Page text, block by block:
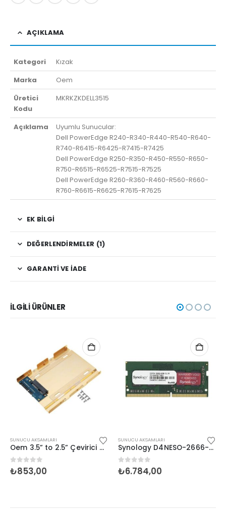
AÇIKLAMA
Kategori
Kızak
Marka
Oem
Üretici
Kodu
MKRKZKDELL3515
Açıklama
Uyumlu Sunucular:
Dell PowerEdge R240-R340-R440-R540-R640-
R740-R6415-R6425-R7415-R7425
Dell PowerEdge R250-R350-R450-R550-R650-
R750-R6515-R6525-R7515-R7525
Dell PowerEdge R260-R360-R460-R560-R660-
R760-R6615-R6625-R7615-R7625
EK BILGI
DEĞERLENDIRMELER (1)
GARANTI VE İADE
İLGILI ÜRÜNLER
SUNUCU AKSAMLARI
Oem 3.5” to 2.5” Çevirici Kızak
0 5 üzerinden
₺853,00
SUNUCU AKSAMLARI
Synology D4NESO-2666-4G Ram
0 5 üzerinden
₺6.784,00